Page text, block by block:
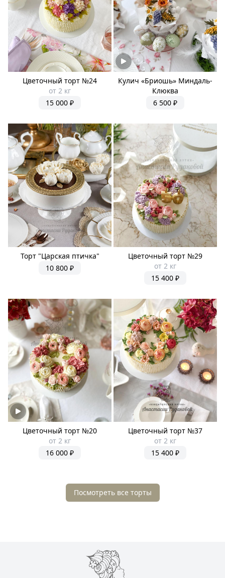
Цветочный торт №24
от 2 кг
15 000 ₽
Кулич «Бриошь» Миндаль-
Клюква
6 500 ₽
Торт "Царская птичка"
10 800 ₽
Цветочный торт №29
от 2 кг
15 400 ₽
Цветочный торт №20
от 2 кг
16 000 ₽
Цветочный торт №37
от 2 кг
15 400 ₽
Посмотреть все торты